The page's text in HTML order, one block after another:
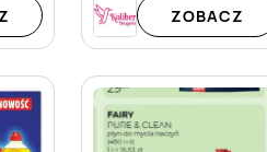
ZOBACZ